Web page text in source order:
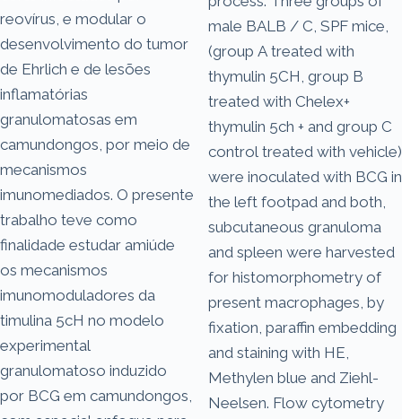
reovírus, e modular o
desenvolvimento do tumor
de Ehrlich e de lesões
inflamatórias
granulomatosas em
camundongos, por meio de
mecanismos
imunomediados. O presente
trabalho teve como
finalidade estudar amiúde
os mecanismos
imunomoduladores da
timulina 5cH no modelo
experimental
granulomatoso induzido
por BCG em camundongos,
male BALB / C, SPF mice,
(group A treated with
thymulin 5CH, group B
treated with Chelex+
thymulin 5ch + and group C
control treated with vehicle)
were inoculated with BCG in
the left footpad and both,
subcutaneous granuloma
and spleen were harvested
for histomorphometry of
present macrophages, by
fixation, paraffin embedding
and staining with HE,
Methylen blue and Ziehl-
Neelsen. Flow cytometry